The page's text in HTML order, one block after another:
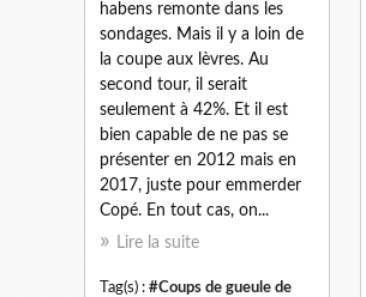
habens remonte dans les
sondages. Mais il y a loin de
la coupe aux lèvres. Au
second tour, il serait
seulement à 42%. Et il est
bien capable de ne pas se
présenter en 2012 mais en
2017, juste pour emmerder
Copé. En tout cas, on...
Lire la suite
Tag(s) : #Coups de gueule de